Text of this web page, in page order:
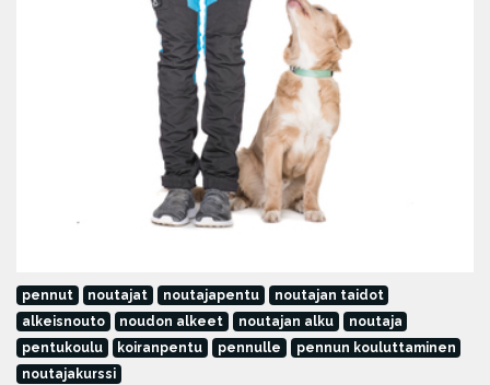
pennut noutajat noutajapentu
noutajan taidot
alkeisnouto
noudon alkeet noutajan alku
noutaja
pentukoulu
koiranpentu pennulle
pennun kouluttaminen
noutajakurssi